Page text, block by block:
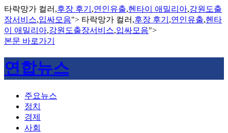
타락망가 컬러,후장 후기 ,연인유출,헨타이 애밀리아,강원도출
장서비스,입싸모음"> 타락망가 컬러,후장 후기 ,연인유출,헨타
이 애밀리아,강원도출장서비스,입싸모음">
본문 바로가기
연합뉴스
주요뉴스
정치
경제
사회